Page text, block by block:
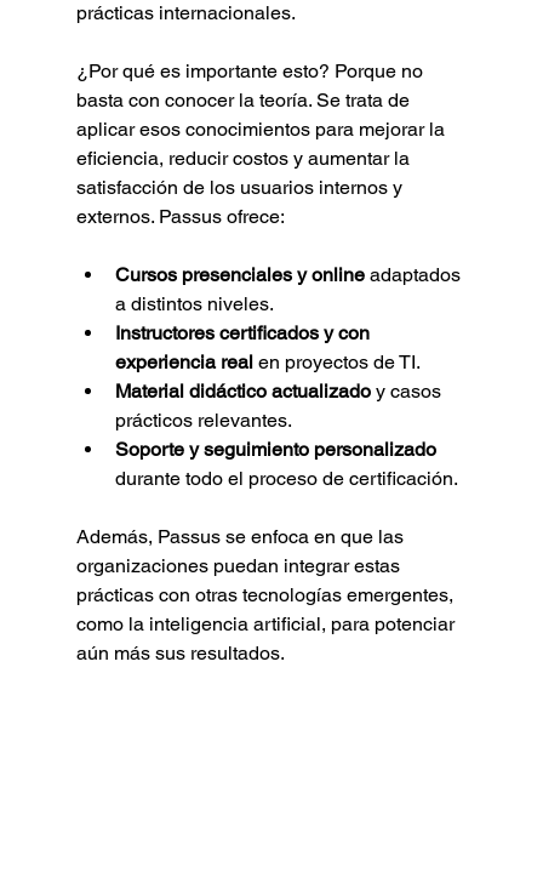
prácticas internacionales.
¿Por qué es importante esto? Porque no
basta con conocer la teoría. Se trata de
aplicar esos conocimientos para mejorar la
eficiencia, reducir costos y aumentar la
satisfacción de los usuarios internos y
externos. Passus ofrece:
Cursos presenciales y online adaptados
a distintos niveles.
Instructores certificados y con
experiencia real en proyectos de TI.
Material didáctico actualizado y casos
prácticos relevantes.
Soporte y seguimiento personalizado
durante todo el proceso de certificación.
Además, Passus se enfoca en que las
organizaciones puedan integrar estas
prácticas con otras tecnologías emergentes,
como la inteligencia artificial, para potenciar
aún más sus resultados.